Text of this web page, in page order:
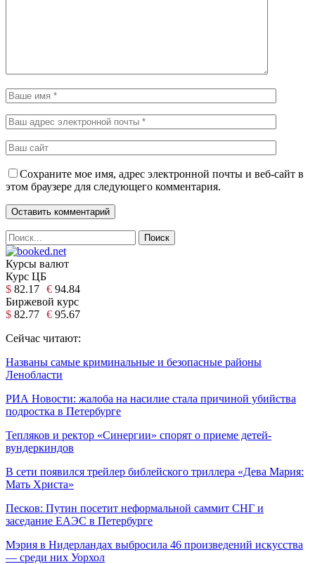
Сохраните мое имя, адрес электронной почты и веб-сайт в
этом браузере для следующего комментария.
Курсы валют
Курс ЦБ
$ 82.17 € 94.84
Биржевой курс
$ 82.77 € 95.67
Сейчас читают:
Названы самые криминальные и безопасные районы
Ленобласти
РИА Новости: жалоба на насилие стала причиной убийства
подростка в Петербурге
Тепляков и ректор «Синергии» спорят о приеме детей-
вундеркиндов
В сети появился трейлер библейского триллера «Дева Мария:
Мать Христа»
Песков: Путин посетит неформальной саммит СНГ и
заседание ЕАЭС в Петербурге
Мэрия в Нидерландах выбросила 46 произведений искусства
— среди них Уорхол